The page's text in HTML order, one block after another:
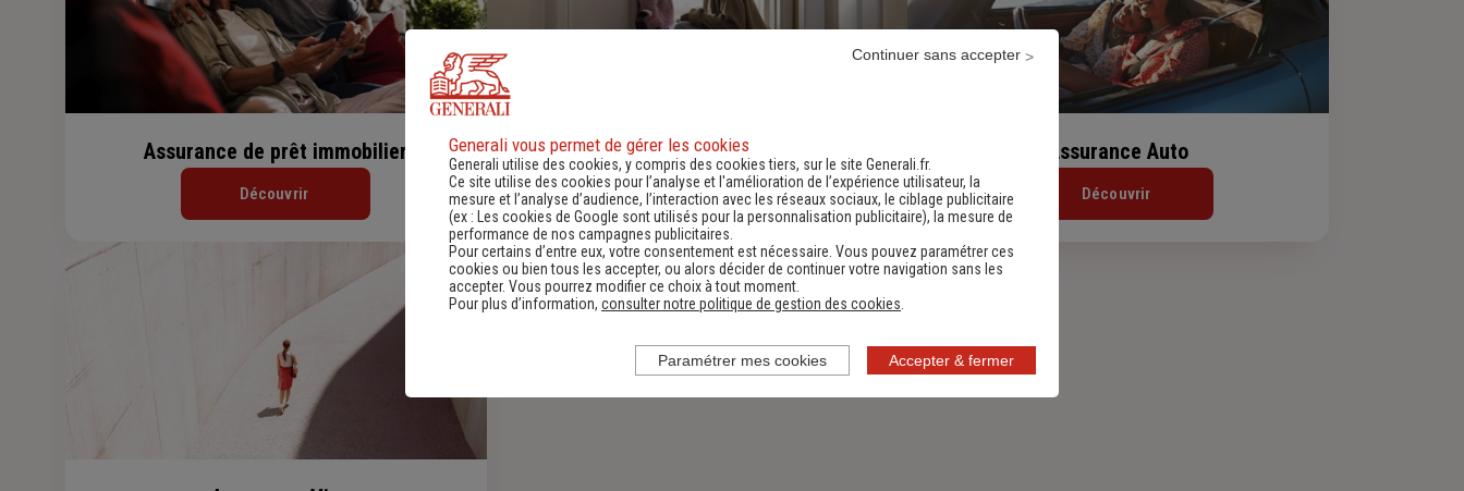
Assurance de prêt immobilier
Découvrir
Assurance Habitation
Découvrir
Assurance Auto
Découvrir
Generali vous permet de gérer les cookies
Generali utilise des cookies, y compris des cookies tiers, sur le site Generali.fr.
Ce site utilise des cookies pour l’analyse et l'amélioration de l’expérience utilisateur, la
mesure et l’analyse d’audience, l’interaction avec les réseaux sociaux, le ciblage publicitaire
(ex :
Les cookies de Google sont utilisés pour la personnalisation publicitaire), la mesure de
performance de nos campagnes publicitaires.
Pour certains d’entre eux, votre consentement est nécessaire. Vous pouvez paramétrer ces
cookies ou bien tous les accepter, ou alors décider de continuer votre navigation sans les
accepter. Vous pourrez modifier ce choix à tout moment.
Pour plus d’information, consulter notre politique de gestion des cookies
Accepter & fermer
Continuer sans accepter
Paramétrer mes cookies